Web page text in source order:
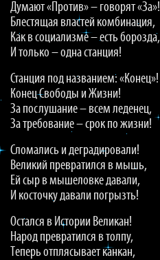
Думают «Против» – говорят «За»!
Блестящая властей комбинация,
Как в социализме – есть борозда,
И только – одна станция!
Станция под названием: «Конец»!
Конец Свободы и Жизни!
За послушание – всем леденец,
За требование – срок по жизни!
Сломались и деградировали!
Великий превратился в мышь,
Ей сыр в мышеловке давали,
И косточку давали погрызть!
Остался в Истории Великан!
Народ превратился в толпу,
Теперь отплясывает канкан,